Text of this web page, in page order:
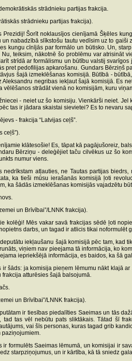
strādnieku partijas frakcija.
strādnieku partijas frakcija).
Šorīt noklausījos cienījamā Šķēles
un nabadzībā slīkstošu tautu vedīsim uz to
kungu cīnījās par formālo un būtisko. Un,
teiksim, nākotnē šo problēmu var atrisināt
strīdā ar formālismu un būtību valstij
pret pedofilijas apkarošanu. Gundars Bērziņš
šajā izmeklēšanas komisijā. Būtībā -
Aleksandru negribas iekļaut šajā komisijā. Es
vēlēšanos strādāt vienā no komisijām, kuru
- neiet uz šo komisiju. Vienkārši neiet.
tas ir jādara skaistai sievietei? Es to nevaru
- frakcija “Latvijas ceļš”.
ceļš”).
klātesošie! Es, tāpat kā pagājušoreiz,
Bērziņu - deleģējiet taču cilvēkus uz šo
numur viens.
nedrīkstam atļauties, ne Tautas partijas
ka tieši mūsu ierašanās komisijā ļoti
ka šādās izmeklēšanas komisijās vajadzētu
un Brīvībai”/LNNK frakcija).
kolēģi! Mēs vakar savā frakcijas sēdē ļoti
darbs, un tagad ir atlicis tikai noformulēt
iekļaušanu šajā komisijā pēc tam,
viņiem nav pieejama tā informācija, ko
iepriekšējā informācija, es baidos, ka šā
šāds: ja komisija pieņem lēmumu nākt klajā
atturēsies šajā balsojumā.
un Brīvībai”/LNNK frakcija).
ir tiesības piedalīties Saeimas un tās
tad tas vēl nebūtu pats sliktākais. Tātad šī
vai šīs personas, kuras tagad grib
paziņojumiem.
ir formulēts Saeimas lēmumā, un komisijai ir
starpziņojumus, un ir kārtība, kā tā sniedz